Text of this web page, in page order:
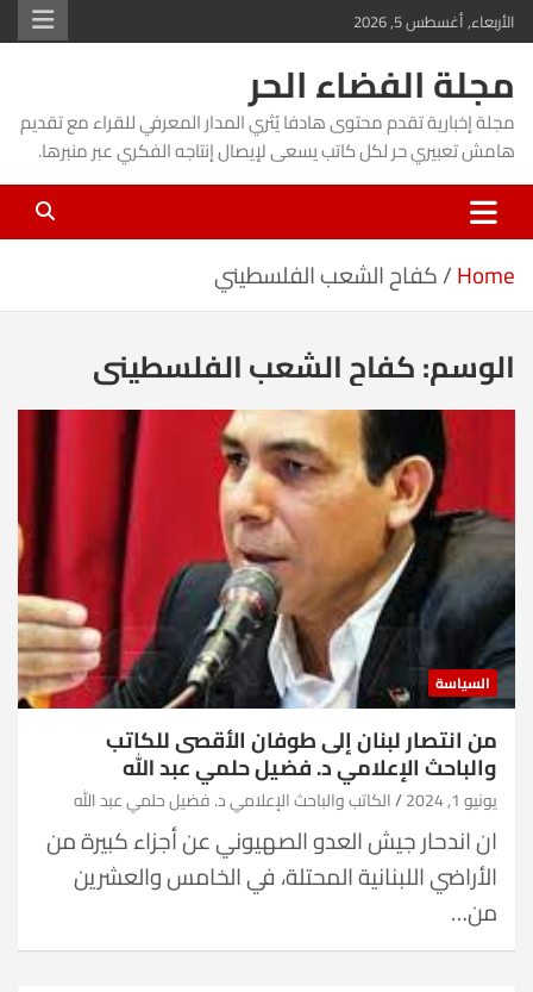
Skip
to
content
الأربعاء, أغسطس 5, 2026
مجلة الفضاء الحر
مجلة إخبارية تقدم محتوى هادفا يُثري المدار المعرفي للقراء مع تقديم
هامش تعبيري حر لكل كاتب يسعى لإيصال إنتاجه الفكري عبر منبرها.
Home كفاح الشعب الفلسطيني
الوسم:كفاح الشعب الفلسطيني
السياسة
من انتصار لبنان إلى طوفان الأقصى للكاتب
والباحث الإعلامي د. فضيل حلمي عبد الله
يونيو 1, 2024 الكاتب والباحث الإعلامي د. فضيل حلمي عبد الله
ان اندحار جيش العدو الصهيوني عن أجزاء كبيرة من
الأراضي اللبنانية المحتلة، في الخامس والعشرين
من…